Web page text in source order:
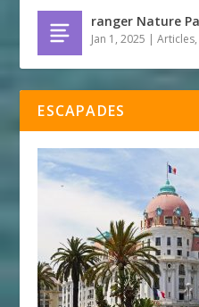
ranger Nature
Jan 1, 2025 |Articles,
ESCAPADES